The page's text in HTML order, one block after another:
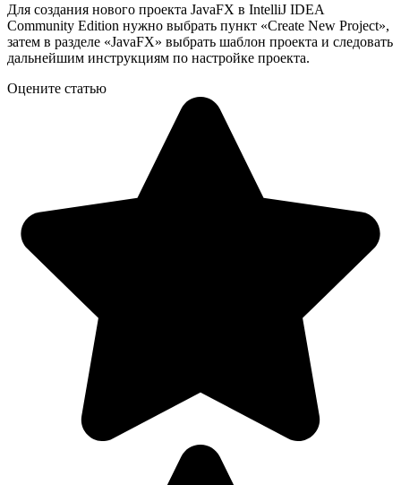
Для создания нового проекта JavaFX в IntelliJ IDEA
Community Edition нужно выбрать пункт «Create New Project»,
затем в разделе «JavaFX» выбрать шаблон проекта и следовать
дальнейшим инструкциям по настройке проекта.
Оцените статью